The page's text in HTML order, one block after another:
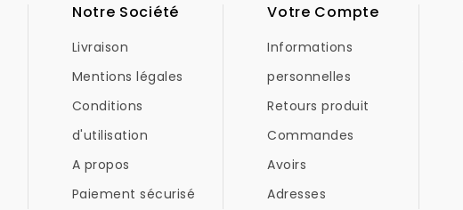
Notre Société
Livraison
Mentions légales
Conditions
d'utilisation
A propos
Paiement sécurisé
Votre Compte
Informations
personnelles
Retours produit
Commandes
Avoirs
Adresses